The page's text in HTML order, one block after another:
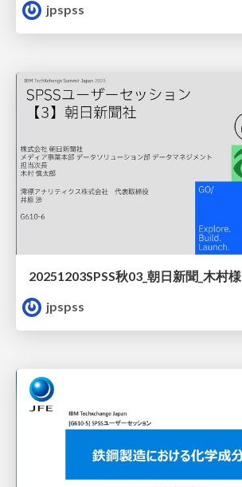
jpspss
20251203SPSS秋03_朝日新聞_木村様
jpspss